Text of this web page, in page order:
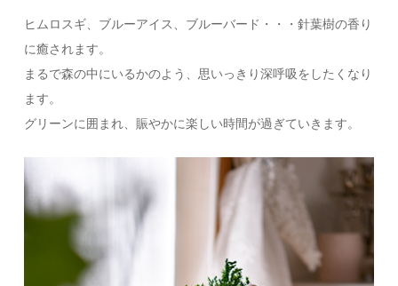
ヒムロスギ、ブルーアイス、ブルーバード・・・針葉樹の香り
に癒されます。
まるで森の中にいるかのよう、思いっきり深呼吸をしたくなり
ます。
グリーンに囲まれ、賑やかに楽しい時間が過ぎていきます。